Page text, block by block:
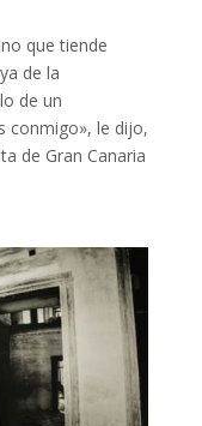
que tiende
de la
de un
conmigo», le dijo,
de Gran Canaria